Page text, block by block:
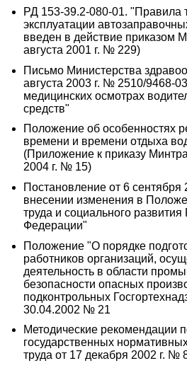
РД 153-39.2-080-01. "Правила
эксплуатации
введен в действие приказом
августа 2001 г. № 229)
Письмо Министерства
августа 2003 г. № 2510/9468-
медицинских осмотрах
средств"
Положение об особенностях
времени и времени отдыха
(Приложение к приказу
2004 г. № 15)
Постановление от 6
внесении изменения в
труда и социального развития
Федерации"
Положение "О порядке
работников организаций,
деятельность в области
безопасности опасных
подконтрольных
30.04.2002 № 21
Методические рекомендации
государственных
труда от 17 декабря 2002 г. №